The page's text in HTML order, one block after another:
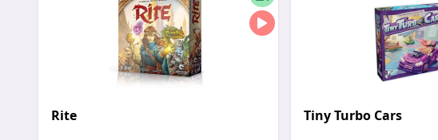
Rite Tiny Turbo Cars